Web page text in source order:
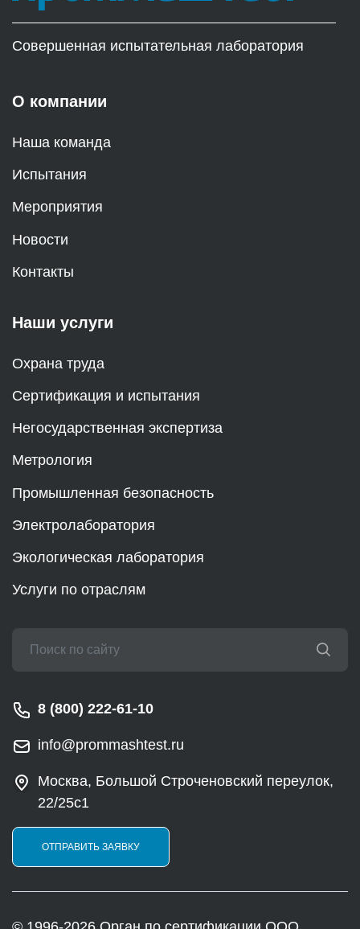
Совершенная испытательная лаборатория
О компании
Наша команда
Испытания
Мероприятия
Новости
Контакты
Наши услуги
Охрана труда
Сертификация и испытания
Негосударственная экспертиза
Метрология
Промышленная безопасность
Электролаборатория
Экологическая лаборатория
Услуги по отраслям
8 (800) 222-61-10
info@prommashtest.ru
Москва, Большой Строченовский переулок,
22/25с1
ОТПРАВИТЬ ЗАЯВКУ